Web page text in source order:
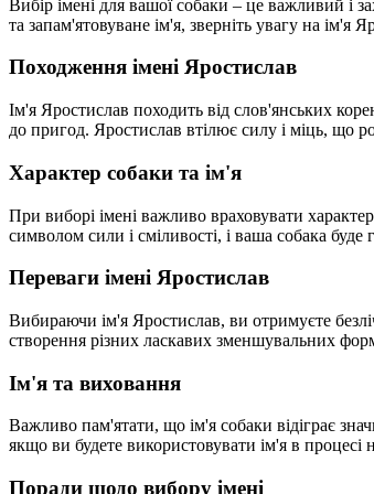
Вибір імені для вашої собаки – це важливий
та запам'ятовуване ім'я, зверніть увагу на
Походження імені Яростислав
Ім'я Яростислав походить від слов'янських
до пригод. Яростислав втілює силу і міць, що
Характер собаки та ім'я
При виборі імені важливо враховувати
символом сили і сміливості, і ваша собака
Переваги імені Яростислав
Вибираючи ім'я Яростислав, ви отримуєте
створення різних ласкавих зменшувальних
Ім'я та виховання
Важливо пам'ятати, що ім'я собаки відіграє
якщо ви будете використовувати ім'я в
Поради щодо вибору імені